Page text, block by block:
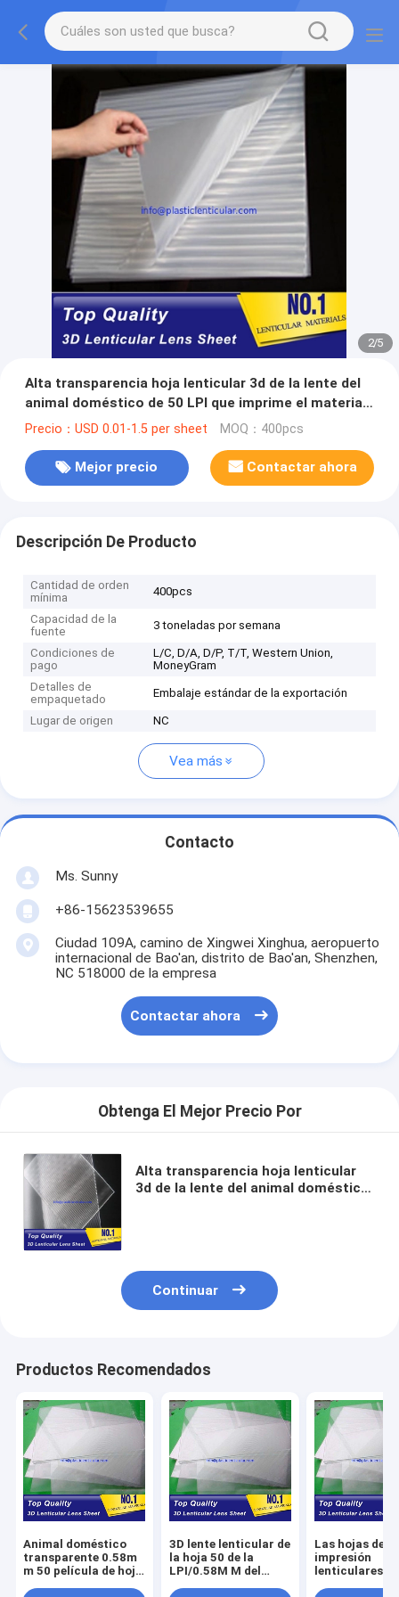
2/5
Alta transparencia hoja lenticular 3d de la lente del
animal doméstico de 50 LPI que imprime el material
lenticular el Camerún de la película de la hoja de la
Precio：USD 0.01-1.5 per sheet MOQ：400pcs
Mejor precio Contactar ahora
Descripción De Producto
Cantidad de orden
mínima
400pcs
Capacidad de la
fuente
3 toneladas por semana
Condiciones de
pago
L/C, D/A, D/P, T/T, Western Union,
MoneyGram
Detalles de
empaquetado
Embalaje estándar de la exportación
Lugar de origen NC
Vea más
Contacto
Ms. Sunny
+86-15623539655
Ciudad 109A, camino de Xingwei Xinghua, aeropuerto
internacional de Bao'an, distrito de Bao'an, Shenzhen,
NC 518000 de la empresa
Contactar ahora
Obtenga El Mejor Precio Por
Alta transparencia hoja lenticular
3d de la lente del animal doméstico
Continuar
Productos Recomendados
Animal doméstico
transparente 0.58m
m 50 película de hoja
3D lente lenticular de
la hoja 50 de la
LPI/0.58M M del
Las hojas de
impresión
lenticulares